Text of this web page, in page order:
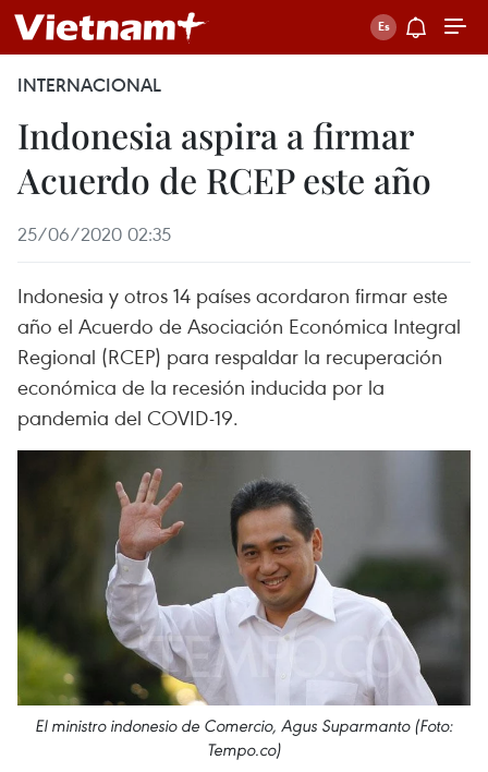
INTERNACIONAL
Indonesia aspira a firmar
Acuerdo de RCEP este año
25/06/2020 02:35
Indonesia y otros 14 países acordaron firmar este
año el Acuerdo de Asociación Económica Integral
Regional (RCEP) para respaldar la recuperación
económica de la recesión inducida por la
pandemia del COVID-19.
El ministro indonesio de Comercio, Agus Suparmanto (Foto:
Tempo.co)